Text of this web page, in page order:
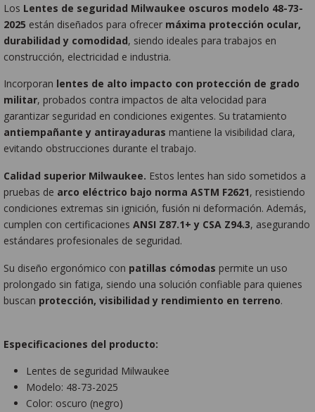
Los Lentes de seguridad Milwaukee oscuros modelo 48-73-
2025 están diseñados para ofrecer máxima protección ocular,
durabilidad y comodidad, siendo ideales para trabajos en
construcción, electricidad e industria.
Incorporan lentes de alto impacto con protección de grado
militar, probados contra impactos de alta velocidad para
garantizar seguridad en condiciones exigentes. Su tratamiento
antiempañante y antirayaduras mantiene la visibilidad clara,
evitando obstrucciones durante el trabajo.
Calidad superior Milwaukee. Estos lentes han sido sometidos a
pruebas de arco eléctrico bajo norma ASTM F2621, resistiendo
condiciones extremas sin ignición, fusión ni deformación. Además,
cumplen con certificacionesANSI Z87.1+ y CSA Z94.3, asegurando
estándares profesionales de seguridad.
Su diseño ergonómico con patillas cómodas permite un uso
prolongado sin fatiga, siendo una solución confiable para quienes
buscan protección, visibilidad y rendimiento en terreno.
Especificaciones del producto:
Lentes de seguridad Milwaukee
Modelo: 48-73-2025
Color: oscuro (negro)